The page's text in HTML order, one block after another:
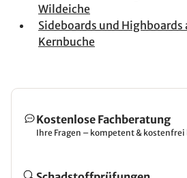
Wildeiche
Sideboards und Highboards
Kernbuche
Kostenlose Fachberatung
Ihre Fragen – kompetent &